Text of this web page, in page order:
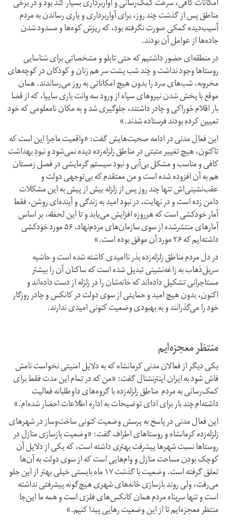
امکانات کافی، سرعت کمک‌رسانی و آواربرداری بسیار کند بود و در برخی
مناطق پس از گذشت چند روز، برای آواربرداری و یاری رساندن به مردم
آسیب‌دیده کمکی صورت نگرفته بود، که ریزش کوه‌ها و مسدود شدن
جاده‌ها از عوامل آن بودند.
در منطقه‌ای حضور داشتیم که حتی تابلو و مشخصاتی برای شناسایی
روستا‌ها وجود نداشت و چند شب پشت سر هم زنان و کودکان در کوچه‌های
مخروبه، شب‌های سرد را بدون هیچ امکاناتی به روز می‌رساندند. همان
موقع با پخش شدن نیروهای سپاه از ورود سه وانت‌ باری سایپا، که از قضا
بار اقلام خوراکی و چادر داشتند، جلوگیری شد و به مکان نامعلومی که خود
تعیین کرده بودند فرستاده شدند.»
این فعال مدنی در ادامه صحبت‌هایش گفت: «واقعیت ماجرا این است که
تاکنون، هیچ تغییر مثبتی در مناطق زلزله‌زده دیده نمی‌شود و نبودِ بهداشت
کافی و مناسب و مشکل بی‌آبی و نبود سیستم گرمایشی در فصل زمستان
هم به آن افزوده شده است و من معتقدم که بی‌توجهی دولت و
عقب‌نشینی‌اش تنها چند روز پس از زلزله بیش از پیش به این مشکلات
دامن زده است و در نهایت، در نبود امید به زندگی و آینده‌ای روشن، فقط
آمار خودکشی است که هر‌روزه افزایش می‌یابد و تا این لحظه، بر اساس
آمارهای منتشر‌شده از سوی سازمان‌های مردم‌نهاد، ۵۶ مورد خودکشی
دا‌شته‌ایم که ۲۶ مورد آن موفق بوده است.»
در دل مردم مناطق زلزله‌زده بذر ناامیدی کاشته شده است و حاشیه
سرپل‌ذهاب به زاغه‌نشینی تبدیل شده است که ساکنان آن را بیشتر
مستاجرانی تشکیل داده‌اند که خانه‌شان را در زلزله از دست داده‌اند و
اکنون، بدون هیچ امید و حمایتی از سوی دولت در کانکس‌ و چادر روزگار
خود را می‌گذرانند و به بهبودی وضعیت کنونی امیدی ندارند.
منتظر معجزه‌ایم
یکی دیگر از فعالان مدنی کرمانشاه که به دلایل امنیتی نخواست نامش
فاش شود به ایران اینترنشنال گفت: «من که در تمام این مدت فقط برای
کمک‌رسانی به مردم مناطق زلزله‌زده با گروه‌های داوطلبانه فعالیت
داشته‌ام چند بار برای ادای توضیحات به اداره اطلاعات احضار شده‌ام.»
این فعال مدنی در پاسخ به پرسش وضعیت کنونی ساخت‌و‌ساز در شهرهای
زلزله‌زده کرمانشاه و روستاهای اطراف گفت: «وضعیت بازسازی منازل در
روستاها نسبت شهرها پیشرفت بهتری داشته است، که یکی از دلایل آن
کوچک بودن مساحت منازل و وام‌هایی است که از سوی دولت به‌ آن‌ها
تعلق گرفته است. وضعیت با گذشت ۱۷ ماه بایستی خیلی بهتر از این جلو
می‌رفت، ولی روند بازسازی خانه‌های شهری هیچ‌گونه پیشرفتی نداشته
است و تنها سرپناه مردم همان کانکس‌های فلزی است و همه ما این‌جا
منتظر معجزه‌ایم تا از این وضعیت رهایی پیدا کنیم.»